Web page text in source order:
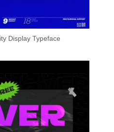
Display Typeface